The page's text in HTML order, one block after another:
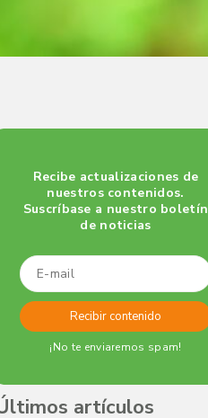
Recibe actualizaciones de
nuestros contenidos.
Suscríbase a nuestro boletín
de noticias
¡No te enviaremos spam!
artículos